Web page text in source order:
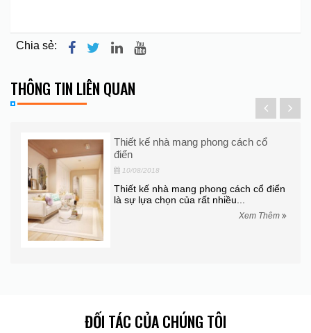
Chia sẻ:
THÔNG TIN LIÊN QUAN
Thiết kế nhà mang phong cách cổ
điển
10/08/2018
Thiết kế nhà mang phong cách cổ điển
là sự lựa chọn của rất nhiều...
Xem Thêm
ĐỐI TÁC CỦA CHÚNG TÔI